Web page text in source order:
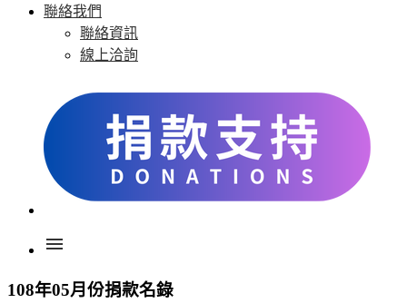
聯絡我們
聯絡資訊
線上洽詢
menu
108年05月份捐款名錄